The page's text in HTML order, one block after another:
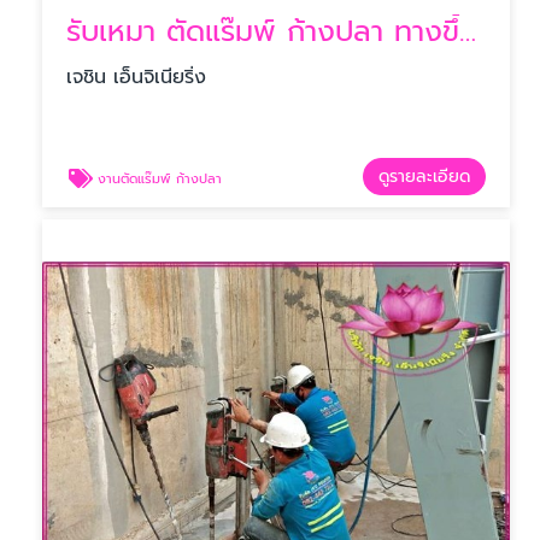
รับเหมา ตัดแร๊มพ์ ก้างปลา ทางขึ้นลงลานจอดรถ
เจชิน เอ็นจิเนียริ่ง
งานตัดแร๊มพ์ ก้างปลา ดูรายละเอียด